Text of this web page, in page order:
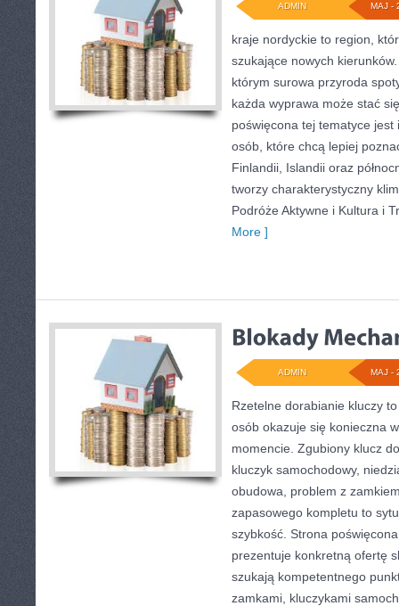
MAJ -
ADMIN
kraje nordyckie to region,
szukające nowych
którym surowa przyroda
każda wyprawa może stać
poświęcona tej tematyce
osób, które chcą lepiej
Finlandii, Islandii oraz
tworzy charakterystyczny
Podróże Aktywne i Kultura i
More ]
MAJ -
ADMIN
Rzetelne dorabianie kluczy
osób okazuje się konieczna
momencie. Zgubiony klucz
kluczyk samochodowy,
obudowa, problem z
zapasowego kompletu to
szybkość. Strona
prezentuje konkretną ofertę
szukają kompetentnego
zamkami, kluczykami